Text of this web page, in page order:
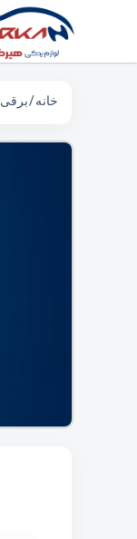
خانه/برقی